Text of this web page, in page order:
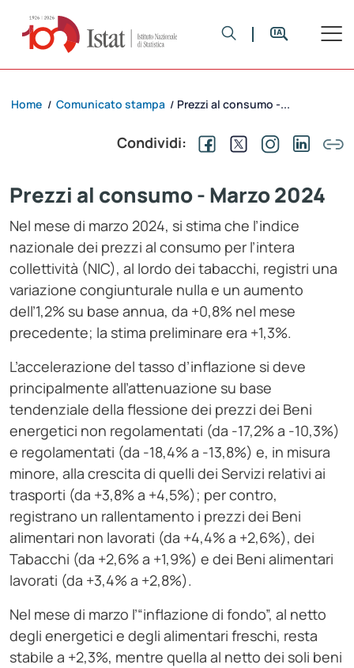
Home / Comunicato stampa / Prezzi al consumo -...
Condividi:
Prezzi al consumo - Marzo 2024
Nel mese di marzo 2024, si stima che l’indice
nazionale dei prezzi al consumo per l’intera
collettività (NIC), al lordo dei tabacchi, registri una
variazione congiunturale nulla e un aumento
dell’1,2% su base annua, da +0,8% nel mese
precedente; la stima preliminare era +1,3%.
L’accelerazione del tasso d’inflazione si deve
principalmente all’attenuazione su base
tendenziale della flessione dei prezzi dei Beni
energetici non regolamentati (da -17,2% a -10,3%)
e regolamentati (da -18,4% a -13,8%) e, in misura
minore, alla crescita di quelli dei Servizi relativi ai
trasporti (da +3,8% a +4,5%); per contro,
registrano un rallentamento i prezzi dei Beni
alimentari non lavorati (da +4,4% a +2,6%), dei
Tabacchi (da +2,6% a +1,9%) e dei Beni alimentari
lavorati (da +3,4% a +2,8%).
Nel mese di marzo l’“inflazione di fondo”, al netto
degli energetici e degli alimentari freschi, resta
stabile a +2,3%, mentre quella al netto dei soli beni